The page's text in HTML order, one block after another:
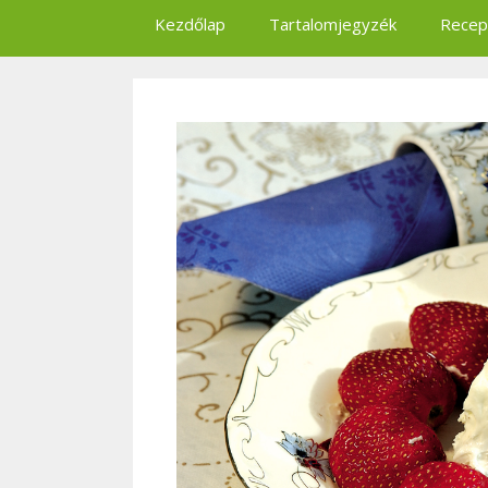
Kezdőlap Tartalomjegyzék